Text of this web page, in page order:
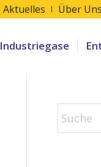
Aktuelles Über Uns
Industriegase